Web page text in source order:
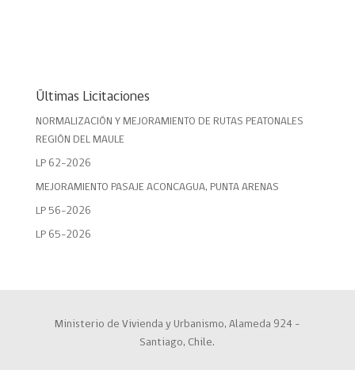
Últimas Licitaciones
NORMALIZACIÓN Y MEJORAMIENTO DE RUTAS PEATONALES
REGIÓN DEL MAULE
LP 62-2026
MEJORAMIENTO PASAJE ACONCAGUA, PUNTA ARENAS
LP 56-2026
LP 65-2026
Ministerio de Vivienda y Urbanismo, Alameda 924 –
Santiago, Chile.